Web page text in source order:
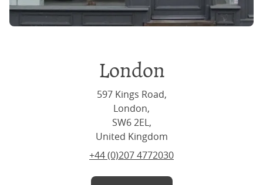
London
597 Kings Road,
London,
SW6 2EL,
United Kingdom
+44 (0)207 4772030